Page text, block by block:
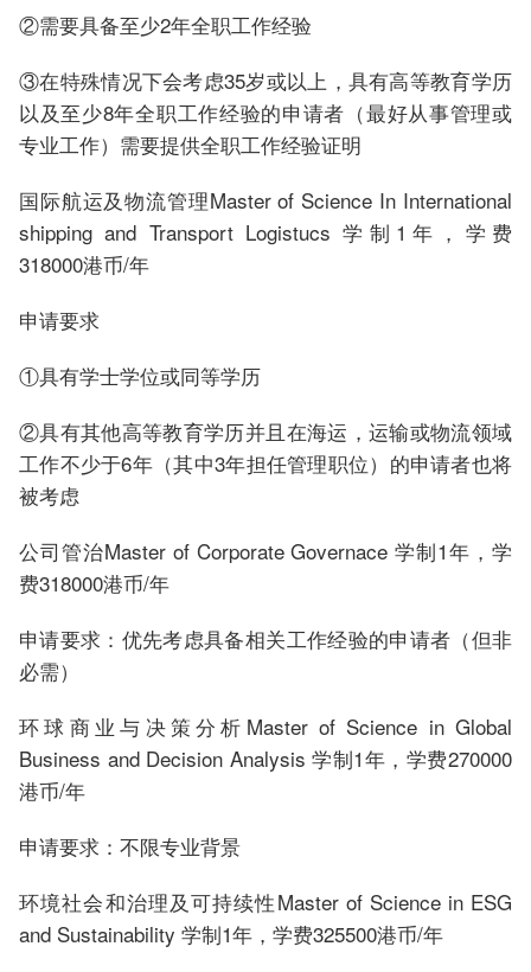
②需要具备至少2年全职工作经验
③在特殊情况下会考虑35岁或以上，具有高等教育学历
以及至少8年全职工作经验的申请者（最好从事管理或
专业工作）需要提供全职工作经验证明
国际航运及物流管理Master of Science In International
shipping and Transport Logistucs 学制1年，学费
318000港币/年
申请要求
①具有学士学位或同等学历
②具有其他高等教育学历并且在海运，运输或物流领域
工作不少于6年（其中3年担任管理职位）的申请者也将
被考虑
公司管治Master of Corporate Governace 学制1年，学
费318000港币/年
申请要求：优先考虑具备相关工作经验的申请者（但非
必需）
环球商业与决策分析Master of Science in Global
Business and Decision Analysis 学制1年，学费270000
港币/年
申请要求：不限专业背景
环境社会和治理及可持续性Master of Science in ESG
and Sustainability 学制1年，学费325500港币/年